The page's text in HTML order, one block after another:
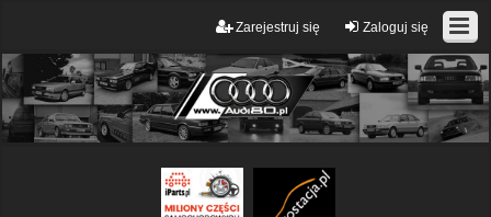
Zaloguj się
Zarejestruj się